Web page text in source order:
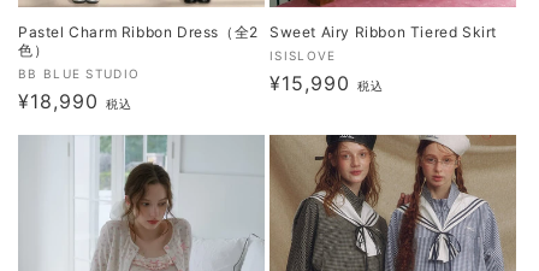
Pastel Charm Ribbon Dress（全2
色）
販
売
BB BLUE STUDIO
通
¥18,990 税込
Sweet Airy Ribbon Tiered Skirt
販
売
ISISLOVE
通
価
¥15,990 税込